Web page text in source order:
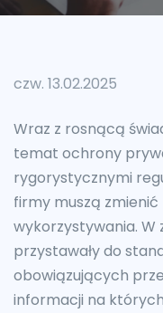
czw. 13.02.2025
Wraz z rosnącą
temat ochrony
rygorystycznymi
firmy muszą
wykorzystywania. W
przystawały do
obowiązujących
informacji na